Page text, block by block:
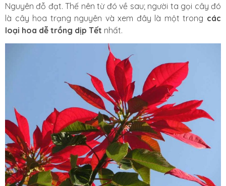
Nguyên đỗ đạt. Thế nên từ đó về sau; người ta gọi cây đó
là cây hoa trạng nguyên và xem đây là một trong các
loại hoa dễ trồng dịp Tết nhất.